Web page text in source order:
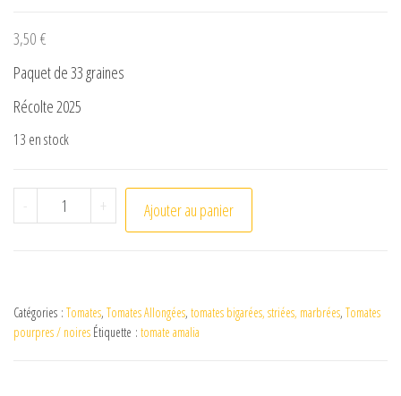
3,50 €
Paquet de 33 graines
Récolte 2025
13 en stock
- quantité de Tomate Emalia
+ Ajouter au panier
Catégories : Tomates, Tomates Allongées, tomates bigarées, striées, marbrées, Tomates
pourpres / noires Étiquette : tomate amalia